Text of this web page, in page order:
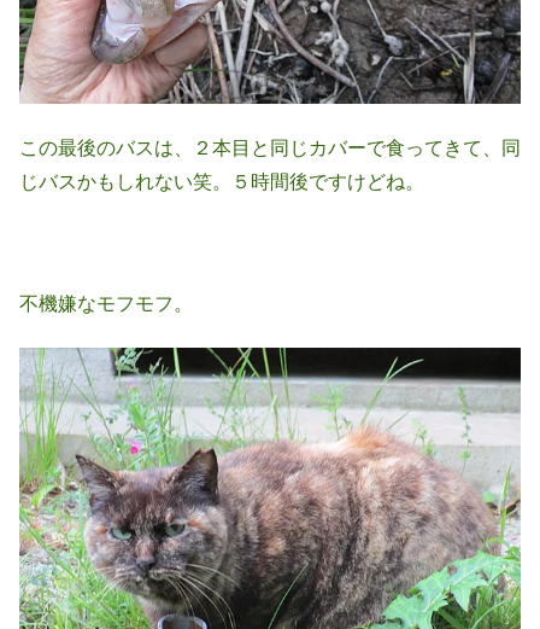
この最後のバスは、２本目と同じカバーで食ってきて、同
じバスかもしれない笑。５時間後ですけどね。
不機嫌なモフモフ。